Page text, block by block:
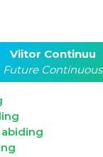
Viitor Continuu
Future Continuous
abiding